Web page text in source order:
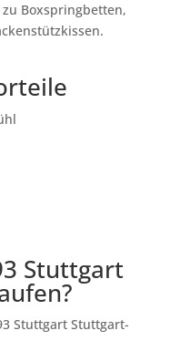
Boxspringbetten,
Stuttgart